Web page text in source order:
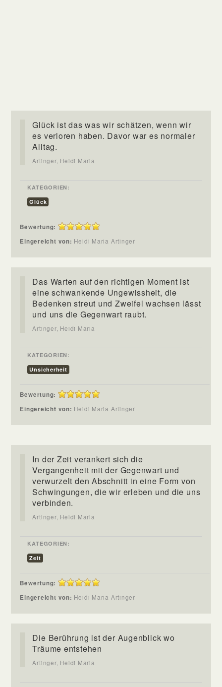
Glück ist das was wir schätzen, wenn wir
es verloren haben. Davor war es normaler
Alltag.
Artinger, Heidi Maria
KATEGORIEN:
Glück
Bewertung:
Eingereicht von: Heidi Maria Artinger
Das Warten auf den richtigen Moment ist
eine schwankende Ungewissheit, die
Bedenken streut und Zweifel wachsen lässt
und uns die Gegenwart raubt.
Artinger, Heidi Maria
KATEGORIEN:
Unsicherheit
Bewertung:
Eingereicht von: Heidi Maria Artinger
In der Zeit verankert sich die
Vergangenheit mit der Gegenwart und
verwurzelt den Abschnitt in eine Form von
Schwingungen, die wir erleben und die uns
verbinden.
Artinger, Heidi Maria
KATEGORIEN:
Zeit
Bewertung:
Eingereicht von: Heidi Maria Artinger
Die Berührung ist der Augenblick wo
Träume entstehen
Artinger, Heidi Maria